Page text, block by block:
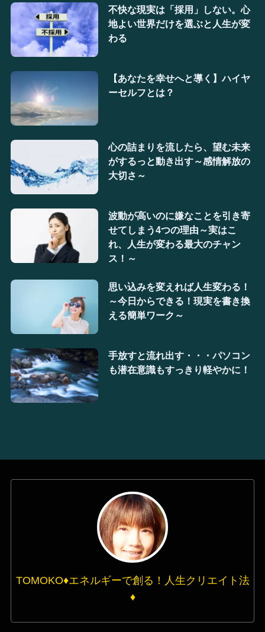
不快な現実は「採用」しない。心
地よい世界だけを選ぶと人生が変
わる
【あなたを幸せへと導く】ハイヤ
ーセルフとは？
心の詰まりを流したら、望む未来
がするっと動き出す～感情解放の
大切さ～
波動が高いのに嫌なことを引き寄
せてしまう4つの理由～実はこ
れ、人生が変わる最大のチャン
ス！～
思い込みを変えれば人生変わる！
～今日からできる！現実を書き換
える簡単ワーク～
手放すと流れ出す・・・パソコン
も潜在意識もすっきり軽やかに！
TOMOKO♦エネルギーで創る！人生クリエイト法
♦